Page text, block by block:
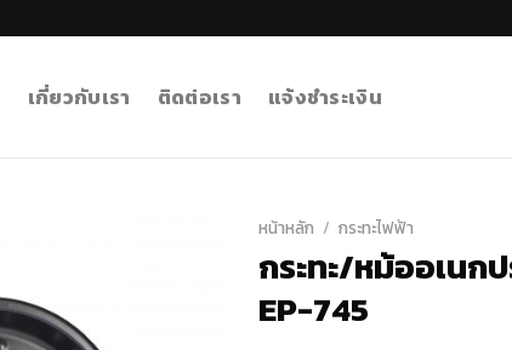
เกี่ยวกับเรา ติดต่อเรา แจ้งชำระเงิน
หน้าหลัก / กระทะไฟฟ้า
กระทะ/หม้ออเนก
EP-745